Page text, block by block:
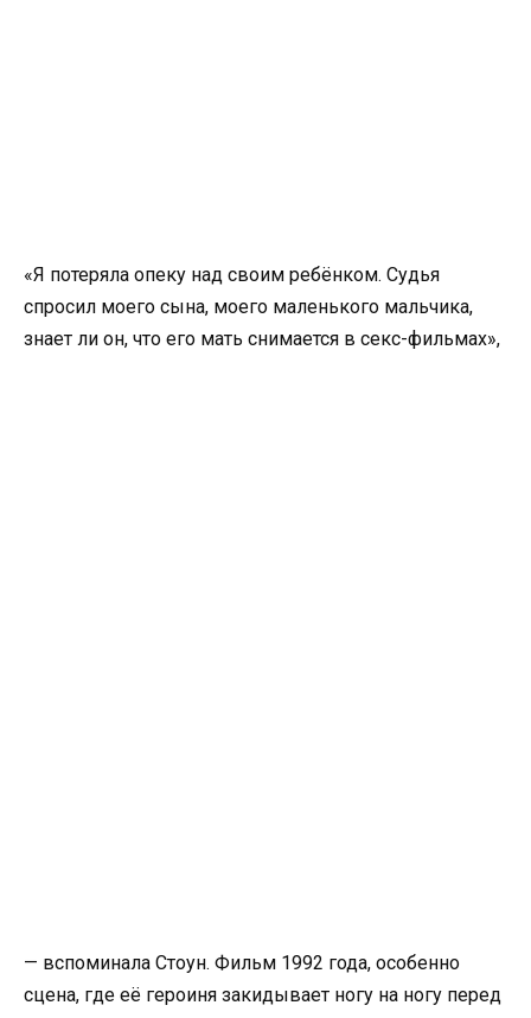
«Я потеряла опеку над своим ребёнком. Судья
спросил моего сына, моего маленького мальчика,
знает ли он, что его мать снимается в секс-фильмах»,
— вспоминала Стоун. Фильм 1992 года, особенно
сцена, где её героиня закидывает ногу на ногу перед